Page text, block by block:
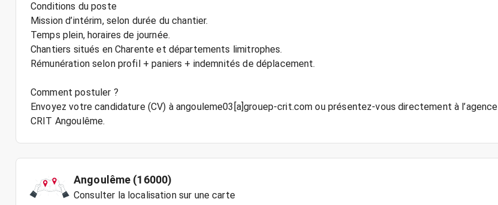
Conditions du poste
Mission d’intérim, selon durée du chantier.
Temps plein, horaires de journée.
Chantiers situés en Charente et départements limitrophes.
Rémunération selon profil + paniers + indemnités de déplacement.
Comment postuler ?
Envoyez votre candidature (CV) à angouleme03[a]grouep-crit.com ou présentez-vous directement à l’agence
Angoulême (16000)
Consulter la localisation sur une carte